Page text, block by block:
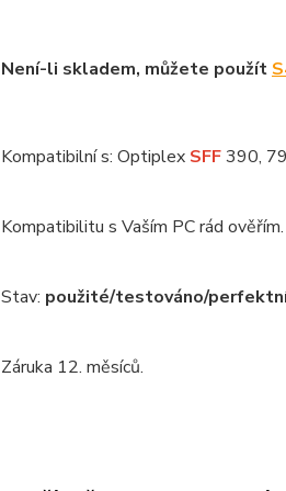
Není-li skladem, můžete použít
Kompatibilní s: Optiplex SFF390,
Kompatibilitu s Vaším PC rád
Stav: použité/testováno/
Záruka 12. měsíců.